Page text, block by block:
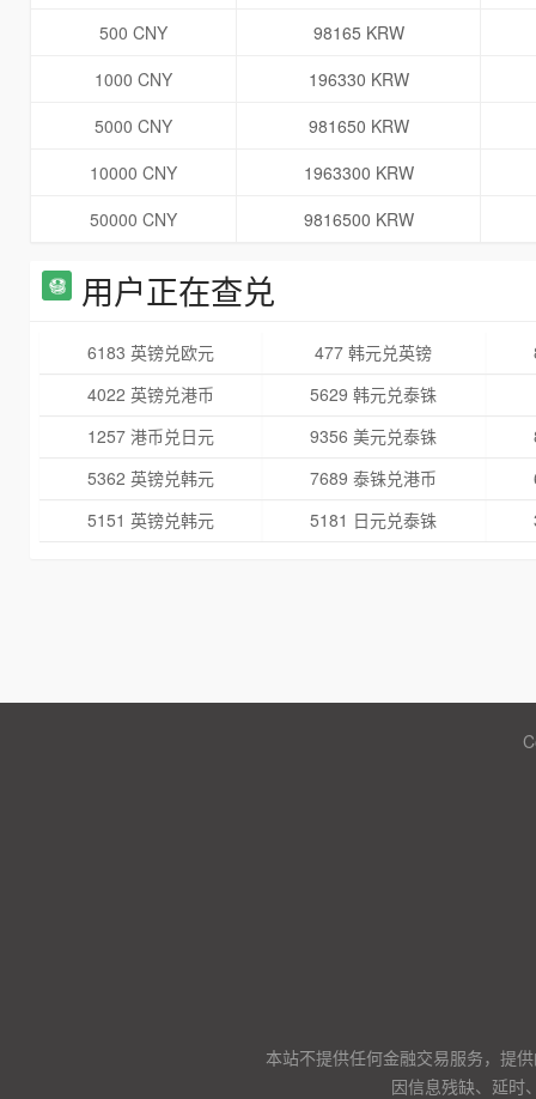
500 CNY
98165 KRW
1000 CNY
196330 KRW
5000 CNY
981650 KRW
10000 CNY
1963300 KRW
50000 CNY
9816500 KRW
用户正在查兑
6183 英镑兑欧元 477 韩元兑英镑
4022 英镑兑港币
5629 韩元兑泰铢
1257 港币兑日元
9356 美元兑泰铢
5362 英镑兑韩元
7689 泰铢兑港币
5151 英镑兑韩元
5181 日元兑泰铢
本站不提供任何金融交易服务，提
因信息残缺、延时